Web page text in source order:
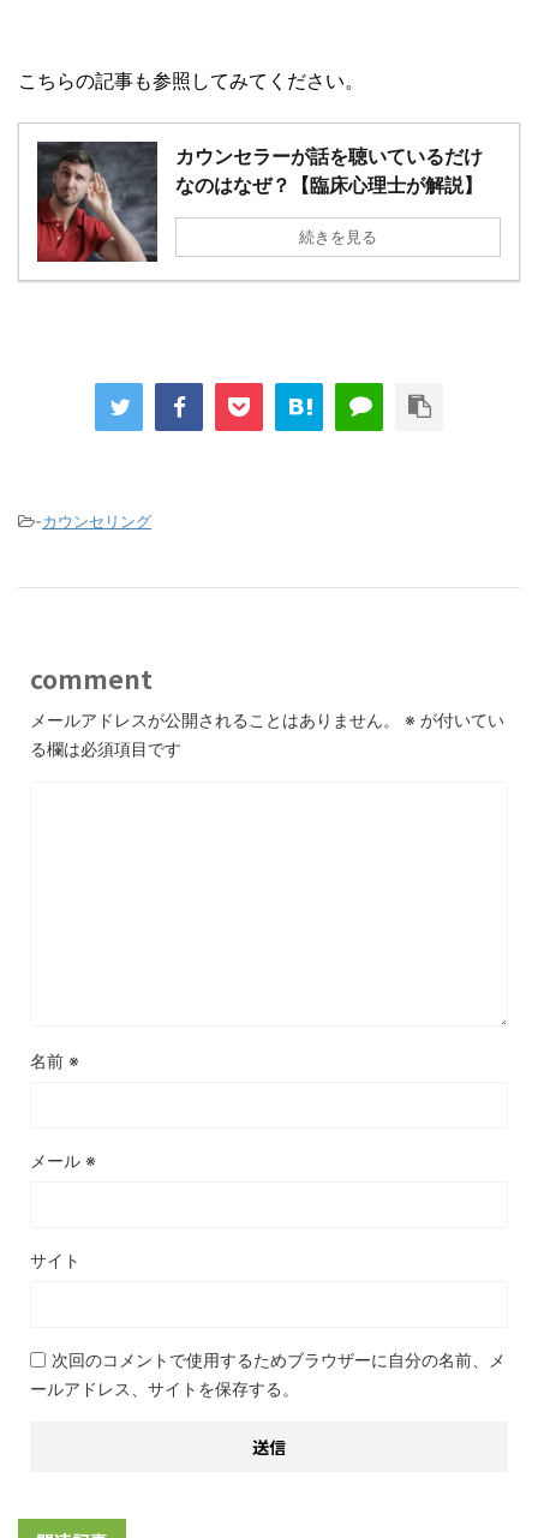
こちらの記事も参照してみてください。
カウンセラーが話を聴いているだけ
なのはなぜ？【臨床心理士が解説】
続きを見る
-カウンセリング
comment
メールアドレスが公開されることはありません。 ※ が付いてい
る欄は必須項目です
名前 ※
メール ※
サイト
次回のコメントで使用するためブラウザーに自分の名前、メ
ールアドレス、サイトを保存する。